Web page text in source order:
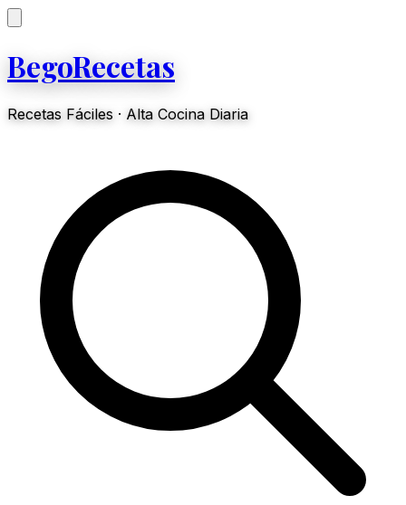
BegoRecetas
Recetas Fáciles · Alta Cocina Diaria